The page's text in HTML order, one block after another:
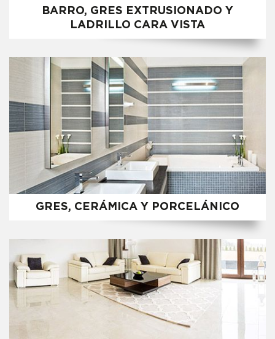
BARRO, GRES EXTRUSIONADO Y
LADRILLO CARA VISTA
GRES, CERÁMICA Y PORCELÁNICO